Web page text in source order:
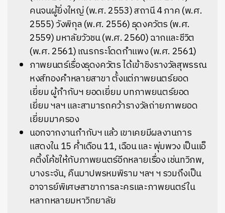
คนจนผู้ยิ่งใหญ่ (พ.ศ. 2553) สถานี 4 ภาค (พ.ศ.
2555) วังพิกุล (พ.ศ. 2556) ธุดงควัตร (พ.ศ.
2559) มหาลัยวัวชน (พ.ศ. 2560) ฉากและชีวิต
(พ.ศ. 2561) เณรกระโดดกำแพง (พ.ศ. 2561)
ภาพยนตร์เรื่องธุดงควัตร ได้เข้าชิงรางวัลสุพรรณ
หงส์ทองคำหลายสาขา ตั้งแต่ภาพยนตร์ยอด
เยี่ยม ผู้กำกับฯ ยอดเยี่ยม บทภาพยนตร์ยอด
เยี่ยม ฯลฯ และสามารถคว้ารางวัลถ่ายภาพยอด
เยี่ยมมาครอง
นอกจากงานกำกับฯ แล้ว เขาเคยมีผลงานการ
แสดงใน 15 ค่ำเดือน 11, เฉือน และ พุ่มพวง เป็นแอ็
คติ้งโค้ชให้กับภาพยนตร์อีกหลายเรื่อง เช่นทวิภพ,
บางระจัน, คืนบาปพรหมพิราม ฯลฯ ฯ รวมถึงเป็น
อาจารย์พิเศษสาขาการละครและภาพยนตร์ใน
หลากหลายมหาวิทยาลัย